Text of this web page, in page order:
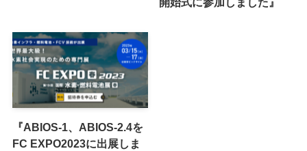
『ABIOS-1、ABIOS-2.4を
FC EXPO2023に出展しま